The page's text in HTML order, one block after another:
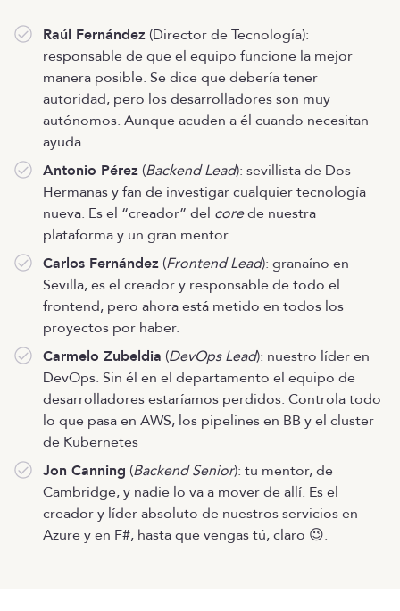
Raúl Fernández (Director de Tecnología):
responsable de que el equipo funcione la mejor
manera posible. Se dice que debería tener
autoridad, pero los desarrolladores son muy
autónomos. Aunque acuden a él cuando necesitan
ayuda.
Antonio Pérez (Backend Lead): sevillista de Dos
Hermanas y fan de investigar cualquier tecnología
nueva. Es el “creador” del corede nuestra
plataforma y un gran mentor.
Carlos Fernández (Frontend Lead): granaíno en
Sevilla, es el creador y responsable de todo el
frontend, pero ahora está metido en todos los
proyectos por haber.
Carmelo Zubeldia (DevOps Lead): nuestro líder en
DevOps. Sin él en el departamento el equipo de
desarrolladores estaríamos perdidos. Controla todo
lo que pasa en AWS, los pipelines en BB y el cluster
de Kubernetes
Jon Canning (Backend Senior): tu mentor, de
Cambridge, y nadie lo va a mover de allí. Es el
creador y líder absoluto de nuestros servicios en
Azure y en F#, hasta que vengas tú, claro 😉.